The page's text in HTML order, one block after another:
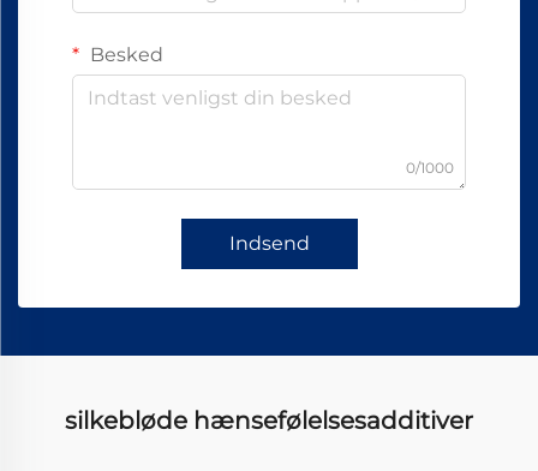
Besked
0/1000
Indsend
silkebløde hænsefølelsesadditiver